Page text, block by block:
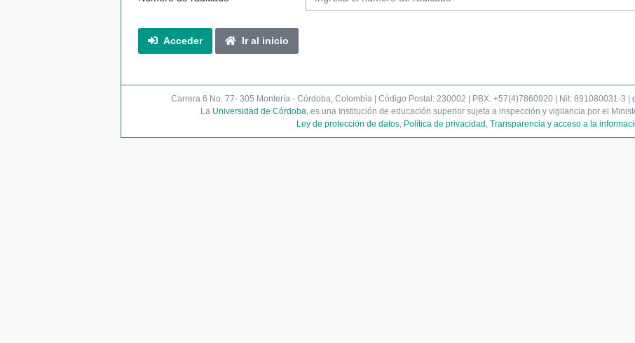
Acceder Ir al inicio
Carrera 6 No. 77- 305 Montería - Córdoba, Colombia | Código Postal: 230002 | PBX: +57(4)7860920 | Nit: 891080031-3 |
La Universidad de Córdoba, es una Institución de educación superior sujeta a inspección y vigilancia por el
Ley de protección de datos, Política de privacidad , Transparencia y acceso a la